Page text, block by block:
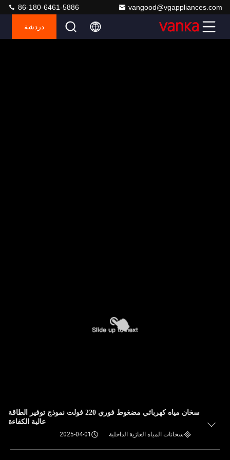
vangood@vgappliances.com
86-180-6461-5886
دردشة
سخان مياه كهربائي مضغوط فوري 220 فولت نموذج توفير الطاقة
عالية الكفاءة
سخانات المياه الغازية الداخلية 2025-04-01